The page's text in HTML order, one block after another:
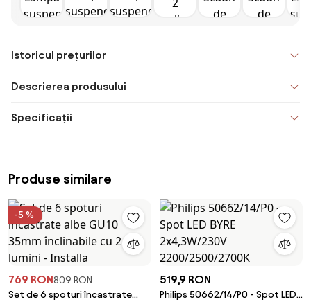
Istoricul prețurilor
Descrierea produsului
Specificații
Produse similare
-5 %
769 RON809 RON
Set de 6 spoturi încastrate
519,9 RON
Philips 50662/14/P0 - Spot LED